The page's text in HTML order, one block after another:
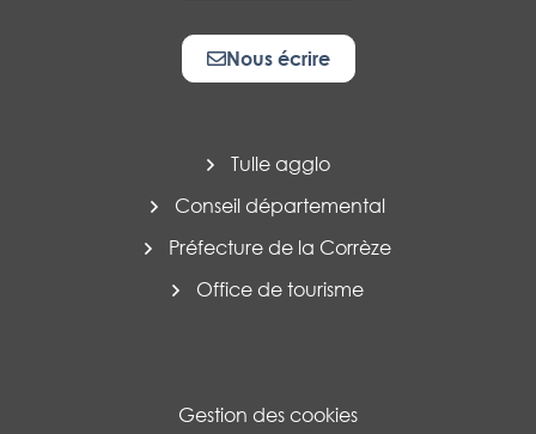
Nous écrire
Tulle agglo
Conseil départemental
Préfecture de la Corrèze
Office de tourisme
Gestion des cookies